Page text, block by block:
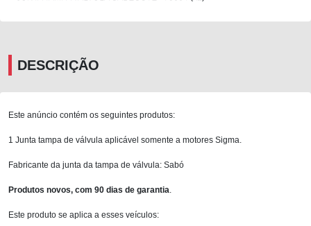
DESCRIÇÃO
Este anúncio contém os seguintes produtos:
1 Junta tampa de válvula aplicável somente a motores Sigma.
Fabricante da junta da tampa de válvula: Sabó
Produtos novos, com 90 dias de garantia
Este produto se aplica a esses veículos: